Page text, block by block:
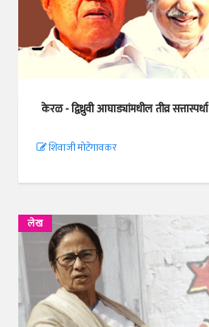
केरळ - द्विध्रुवी आघाड्यांमधील तीव्र सत्तास्पर्धा
शिवाजी मोटेगावकर
लेख